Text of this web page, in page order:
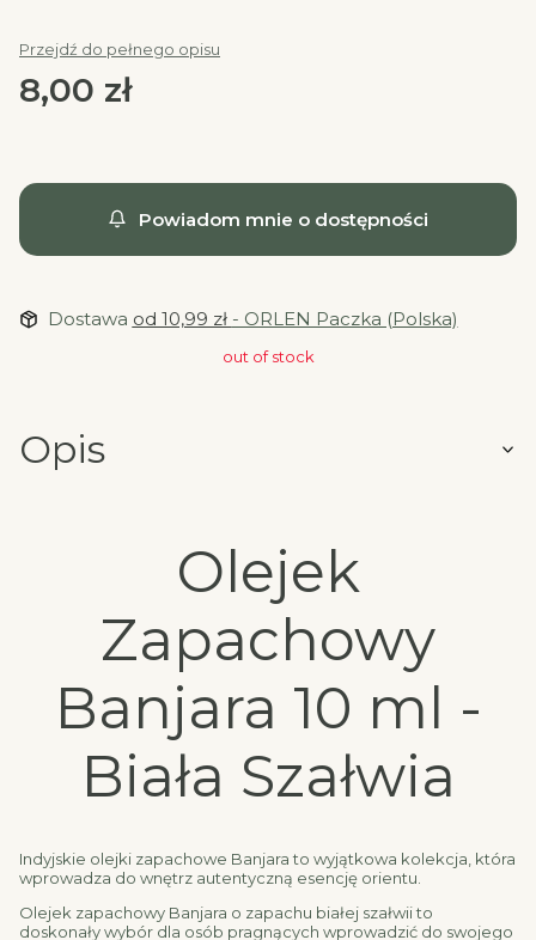
Przejdź do pełnego opisu
Cena
8,00 zł
Powiadom mnie o dostępności
Dostawa od 10,99 zł - ORLEN Paczka (Polska)
out of stock
Opis
Olejek
Zapachowy
Banjara 10 ml -
Biała Szałwia
Indyjskie olejki zapachowe Banjara to wyjątkowa kolekcja, która
wprowadza do wnętrz autentyczną esencję orientu.
Olejek zapachowy Banjara o zapachu białej szałwii to
doskonały wybór dla osób pragnących wprowadzić do swojego